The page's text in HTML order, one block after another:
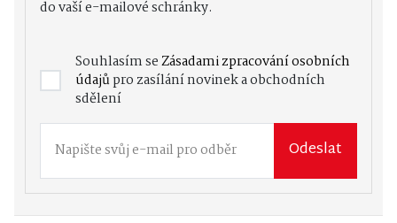
do vaší e-mailové schránky.
Souhlasím seZásadami zpracování osobních
údajůpro zasílání novinek a obchodních
sdělení
Odeslat